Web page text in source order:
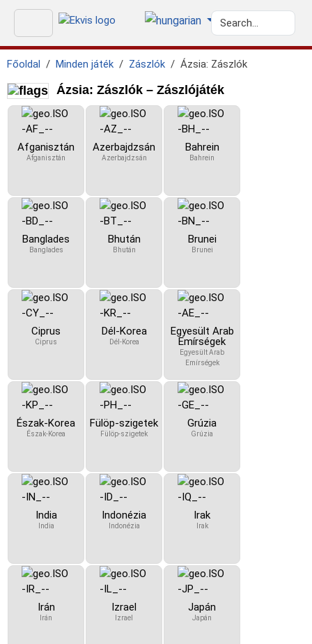
Főoldal Minden játék Zászlók Ázsia: Zászlók
Ázsia: Zászlók – Zászlójáték
Afganisztán
Afganisztán
Azerbajdzsán
Azerbajdzsán
Bahrein
Bahrein
Banglades
Banglades
Bhután
Bhután
Brunei
Brunei
Ciprus
Ciprus
Dél-Korea
Dél-Korea
Egyesült Arab
Emírségek
Egyesült Arab
Emírségek
Észak-Korea
Észak-Korea
Fülöp-szigetek
Fülöp-szigetek
Grúzia
Grúzia
India
India
Indonézia
Indonézia
Irak
Irak
Irán
Irán
Izrael
Izrael
Japán
Japán